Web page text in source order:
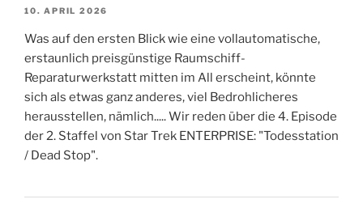
10. APRIL 2026
Was auf den ersten Blick wie eine vollautomatische,
erstaunlich preisgünstige Raumschiff-
Reparaturwerkstatt mitten im All erscheint, könnte
sich als etwas ganz anderes, viel Bedrohlicheres
herausstellen, nämlich..... Wir reden über die 4. Episode
der 2. Staffel von Star Trek ENTERPRISE: "Todesstation
/ Dead Stop".